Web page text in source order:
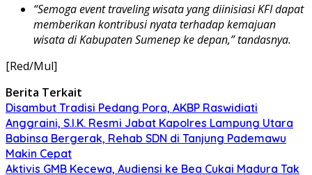
“Semoga event traveling wisata yang diinisiasi KFI dapat
memberikan kontribusi nyata terhadap kemajuan
wisata di Kabupaten Sumenep ke depan,” tandasnya.
[Red/Mul]
Berita Terkait
Disambut Tradisi Pedang Pora, AKBP Raswidiati
Anggraini, S.I.K. Resmi Jabat Kapolres Lampung Utara
Babinsa Bergerak, Rehab SDN di Tanjung Pademawu
Makin Cepat
Aktivis GMB Kecewa, Audiensi ke Bea Cukai Madura Tak